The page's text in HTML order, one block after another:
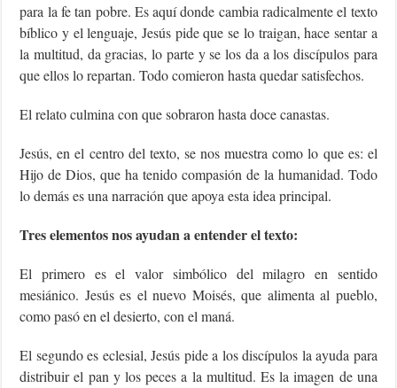
para la fe tan pobre. Es aquí donde cambia radicalmente el texto
bíblico y el lenguaje, Jesús pide que se lo traigan, hace sentar a
la multitud, da gracias, lo parte y se los da a los discípulos para
que ellos lo repartan. Todo comieron hasta quedar satisfechos.
El relato culmina con que sobraron hasta doce canastas.
Jesús, en el centro del texto, se nos muestra como lo que es: el
Hijo de Dios, que ha tenido compasión de la humanidad. Todo
lo demás es una narración que apoya esta idea principal.
Tres elementos nos ayudan a entender el texto:
El primero es el valor simbólico del milagro en sentido
mesiánico. Jesús es el nuevo Moisés, que alimenta al pueblo,
como pasó en el desierto, con el maná.
El segundo es eclesial, Jesús pide a los discípulos la ayuda para
distribuir el pan y los peces a la multitud. Es la imagen de una